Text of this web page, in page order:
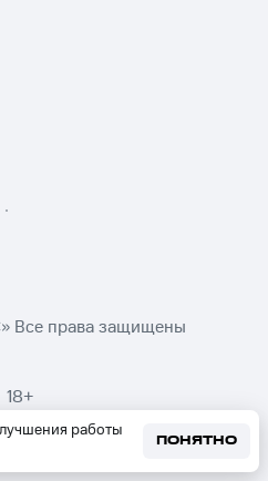
работы
ПОНЯТНО
Все права защищены
18+